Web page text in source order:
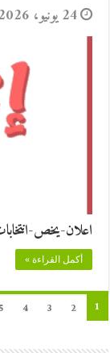
24 يونيو، 2026
اعلان-يخص-
أكمل القراءة »
1
2
3
4